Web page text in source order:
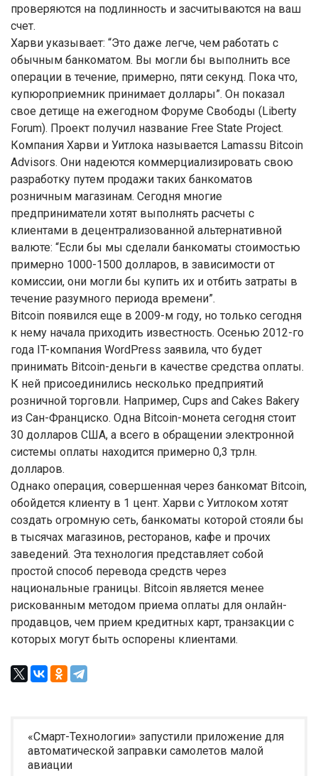
проверяются на подлинность и засчитываются на ваш
счет.
Харви указывает: “Это даже легче, чем работать с
обычным банкоматом. Вы могли бы выполнить все
операции в течение, примерно, пяти секунд. Пока что,
купюроприемник принимает доллары”. Он показал
свое детище на ежегодном Форуме Свободы (Liberty
Forum). Проект получил название Free State Project.
Компания Харви и Уитлока называется Lamassu Bitcoin
Advisors. Они надеются коммерциализировать свою
разработку путем продажи таких банкоматов
розничным магазинам. Сегодня многие
предприниматели хотят выполнять расчеты с
клиентами в децентрализованной альтернативной
валюте: “Если бы мы сделали банкоматы стоимостью
примерно 1000-1500 долларов, в зависимости от
комиссии, они могли бы купить их и отбить затраты в
течение разумного периода времени”.
Bitcoin появился еще в 2009-м году, но только сегодня
к нему начала приходить известность. Осенью 2012-го
года IT-компания WordPress заявила, что будет
принимать Bitcoin-деньги в качестве средства оплаты.
К ней присоединились несколько предприятий
розничной торговли. Например, Cups and Cakes Bakery
из Сан-Франциско. Одна Bitcoin-монета сегодня стоит
30 долларов США, а всего в обращении электронной
системы оплаты находится примерно 0,3 трлн.
долларов.
Однако операция, совершенная через банкомат Bitcoin,
обойдется клиенту в 1 цент. Харви с Уитлоком хотят
создать огромную сеть, банкоматы которой стояли бы
в тысячах магазинов, ресторанов, кафе и прочих
заведений. Эта технология представляет собой
простой способ перевода средств через
национальные границы. Bitcoin является менее
рискованным методом приема оплаты для онлайн-
продавцов, чем прием кредитных карт, транзакции с
которых могут быть оспорены клиентами.
«Смарт-Технологии» запустили приложение для
автоматической заправки самолетов малой
авиации